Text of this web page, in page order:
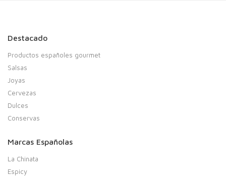
Destacado
Productos españoles gourmet
Salsas
Joyas
Cervezas
Dulces
Conservas
Marcas Españolas
La Chinata
Espicy